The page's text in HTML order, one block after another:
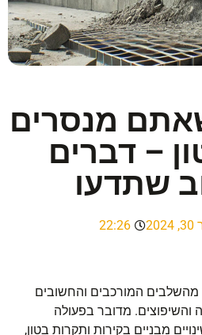
מנסרים
– דברים
שתדעו
22:26
מהשלבים המורכבים והחשובים
והשיפוצים. מדובר בפעולה
מבניים בקירות ותקרות בטון,